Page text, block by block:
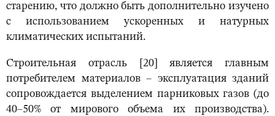
старению, что должно быть дополнительно изучено
с использованием ускоренных и натурных
климатических испытаний.
Строительная отрасль [20] является главным
потребителем материалов – эксплуатация зданий
сопровождается выделением парниковых газов (до
40–50% от мирового объема их производства).